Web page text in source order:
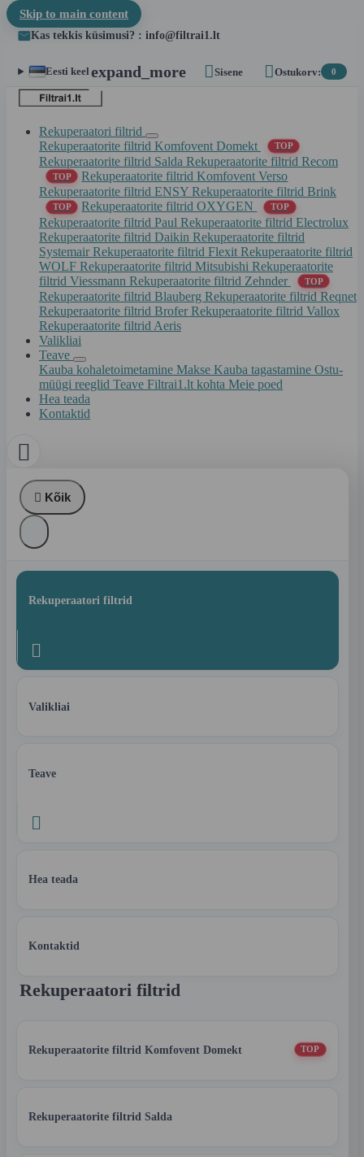
Skip to main content
Kas tekkis küsimusi? : info@filtrai1.lt
Eesti keel expand_more Sisene Ostukorv: 0
Rekuperaatori filtrid
Rekuperaatorite filtrid Komfovent Domekt
TOP
Rekuperaatorite filtrid Salda Rekuperaatorite filtrid Recom
TOP
Rekuperaatorite filtrid Komfovent Verso
Rekuperaatorite filtrid ENSY Rekuperaatorite filtrid Brink
TOP Rekuperaatorite filtrid OXYGEN TOP
Rekuperaatorite filtrid Paul Rekuperaatorite filtrid Electrolux
Rekuperaatorite filtrid Daikin Rekuperaatorite filtrid
Systemair Rekuperaatorite filtrid Flexit Rekuperaatorite filtrid
WOLF Rekuperaatorite filtrid Mitsubishi Rekuperaatorite
filtrid Viessmann Rekuperaatorite filtrid Zehnder TOP
Rekuperaatorite filtrid Blauberg Rekuperaatorite filtrid Reqnet
Rekuperaatorite filtrid Brofer Rekuperaatorite filtrid Vallox
Rekuperaatorite filtrid Aeris
Valikliai
Teave
Kauba kohaletoimetamine Makse Kauba tagastamine Ostu-
müügi reeglid Teave Filtrai1.lt kohta Meie poed
Hea teada
Kontaktid

 Kõik
Rekuperaatori filtrid

Valikliai
Teave

Hea teada
Kontaktid
Rekuperaatori filtrid
Rekuperaatorite filtrid Komfovent Domekt TOP
Rekuperaatorite filtrid Salda